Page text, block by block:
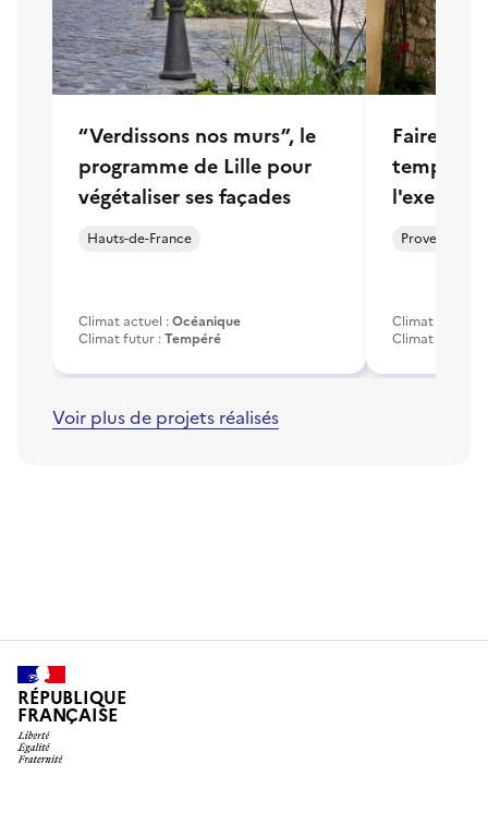
“Verdissons nos murs”, le
programme de Lille pour
végétaliser ses façades
Hauts-de-France
Climat actuel :Océanique
Climat futur :Tempéré
Faire
l'exemple
Provence-
Climat actuel :
Climat futur :
Voir plus de projets réalisés
RÉPUBLIQUE
FRANÇAISE